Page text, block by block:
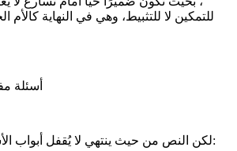
للتمكين لا للتثبيط، وهي في النهاية كالأم
أسئلة
لكن النص من حيث ينتهي لا يُقفل أبواب الأسئلة، بل يفتحها واسعا: